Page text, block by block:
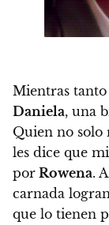
Mientras
Daniela, una
Quien no solo
les dice que
por Rowena.
carnada
que lo tienen